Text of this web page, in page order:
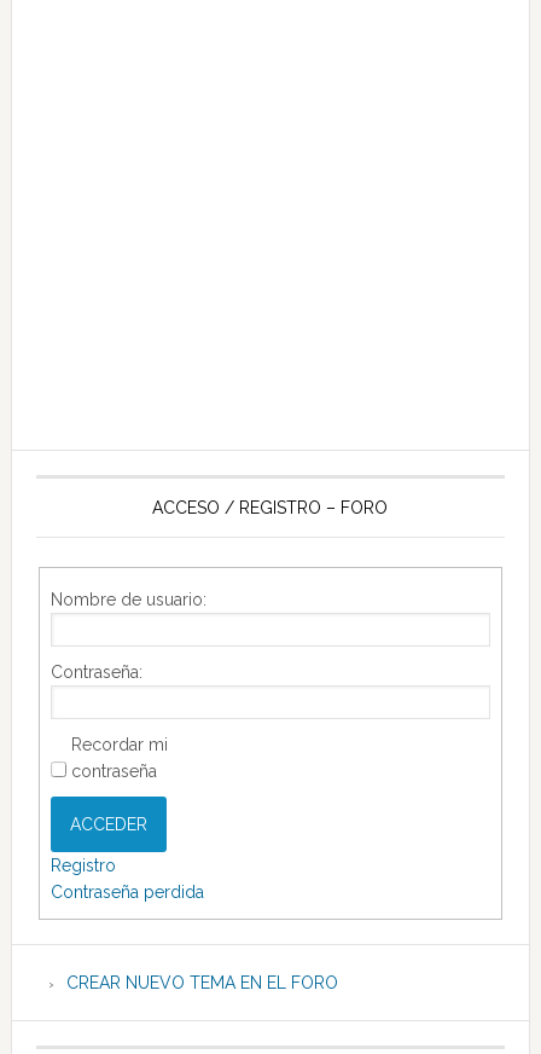
ACCESO / REGISTRO – FORO
Nombre de usuario:
Contraseña:
Recordar mi
contraseña
ACCEDER
Registro
Contraseña perdida
CREAR NUEVO TEMA EN EL FORO